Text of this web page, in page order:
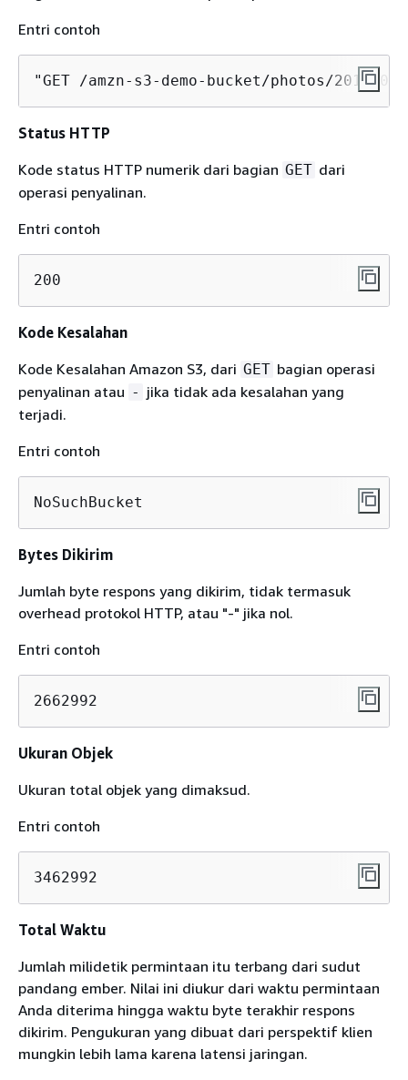
Entri contoh
"GET /amzn-s3-demo-bucket/photos/2019/
Status HTTP
Kode status HTTP numerik dari bagian GET dari
operasi penyalinan.
Entri contoh
200
Kode Kesalahan
Kode Kesalahan Amazon S3, dari GET bagian operasi
penyalinan atau - jika tidak ada kesalahan yang
terjadi.
Entri contoh
NoSuchBucket
Bytes Dikirim
Jumlah byte respons yang dikirim, tidak termasuk
overhead protokol HTTP, atau "-" jika nol.
Entri contoh
2662992
Ukuran Objek
Ukuran total objek yang dimaksud.
Entri contoh
3462992
Total Waktu
Jumlah milidetik permintaan itu terbang dari sudut
pandang ember. Nilai ini diukur dari waktu permintaan
Anda diterima hingga waktu byte terakhir respons
dikirim. Pengukuran yang dibuat dari perspektif klien
mungkin lebih lama karena latensi jaringan.